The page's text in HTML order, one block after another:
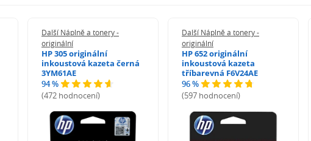
Další Náplně a tonery -
originální
HP 305 originální
inkoustová kazeta černá
3YM61AE
94 %
(472 hodnocení)
Další Náplně a tonery -
originální
HP 652 originální
inkoustová kazeta
tříbarevná F6V24AE
96 %
(597 hodnocení)